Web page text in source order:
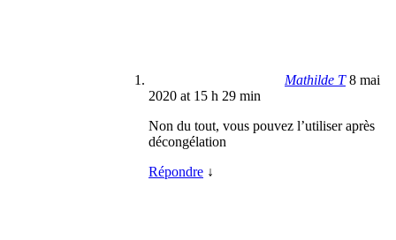
Mathilde T 8 mai
2020 at 15 h 29 min
Non du tout, vous pouvez l’utiliser après
décongélation
Répondre ↓